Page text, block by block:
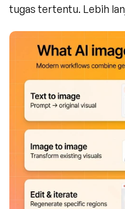
tugas tertentu. Lebih